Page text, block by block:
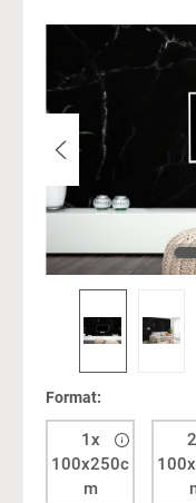
Bildergalerie
Format:
1x
100x250c
m